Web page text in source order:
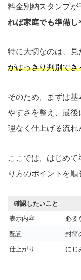
料金別納スタンプが
れば家庭でも準備し
特に大切なのは、見
がはっきり判別でき
そのため、まずは
やすさを整え、最
理なく仕上げる流れ
ここでは、はじめ
り方のポイントを順
確認したいこと
表示内容 必要
配置 封筒
仕上がり にじ